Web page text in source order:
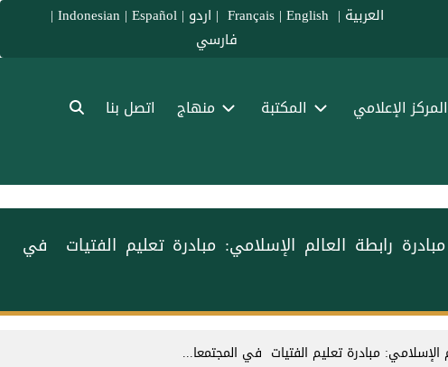
العربية |
Français
| English
| اردو |
Indonesian | Español
|
فارسي
المركز الإعلامي المكتبة منهاج اتصل بنا
⁧‫رابطة العالم الإسلامي‬⁩: مبادرة تعليم الفتيات ‬⁩ في
مبادرة تعليم الفتيات ‬⁩ في المجتمعا...